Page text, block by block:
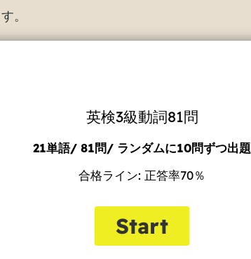
。
英検3級動詞81問
21単語/ 81問/ ランダムに10問ずつ出題
合格ライン: 正答率70％